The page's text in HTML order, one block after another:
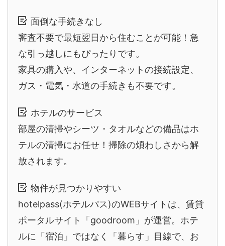
面倒な手続きなし
審査不要で最短翌日から住むことが可能！急
な引っ越しにもぴったりです。
家具の購入や、インターネットの接続設定、
ガス・電気・水道の手続きも不要です。
ホテルのサービス
部屋の清掃やシーツ・タオルなどの備品はホ
テルの清掃にお任せ！掃除の煩わしさから解
放されます。
物件が見つかりやすい
hotelpass(ホテルパス)のWEBサイトは、賃貸
ポータルサイト「goodroom」が運営。ホテ
ルに「宿泊」ではなく「暮らす」目線で、お